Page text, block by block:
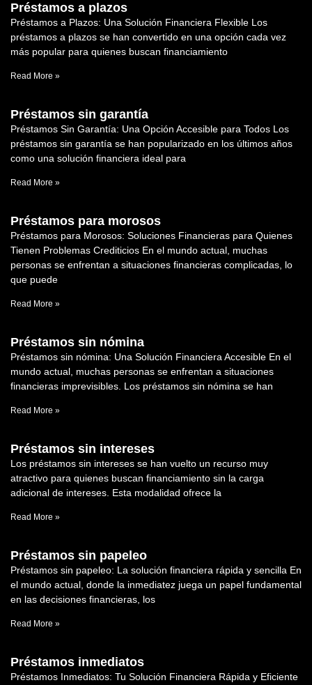
Préstamos a plazos
Préstamos a Plazos: Una Solución Financiera Flexible Los
préstamos a plazos se han convertido en una opción cada vez
más popular para quienes buscan financiamiento
Read More »
Préstamos sin garantía
Préstamos Sin Garantía: Una Opción Accesible para Todos Los
préstamos sin garantía se han popularizado en los últimos años
como una solución financiera ideal para
Read More »
Préstamos para morosos
Préstamos para Morosos: Soluciones Financieras para Quienes
Tienen Problemas Crediticios En el mundo actual, muchas
personas se enfrentan a situaciones financieras complicadas, lo
que puede
Read More »
Préstamos sin nómina
Préstamos sin nómina: Una Solución Financiera Accesible En el
mundo actual, muchas personas se enfrentan a situaciones
financieras imprevisibles. Los préstamos sin nómina se han
Read More »
Préstamos sin intereses
Los préstamos sin intereses se han vuelto un recurso muy
atractivo para quienes buscan financiamiento sin la carga
adicional de intereses. Esta modalidad ofrece la
Read More »
Préstamos sin papeleo
Préstamos sin papeleo: La solución financiera rápida y sencilla En
el mundo actual, donde la inmediatez juega un papel fundamental
en las decisiones financieras, los
Read More »
Préstamos inmediatos
Préstamos Inmediatos: Tu Solución Financiera Rápida y Eficiente